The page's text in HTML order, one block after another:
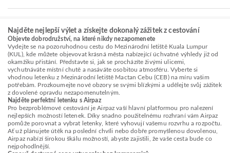
Najděte nejlepší výlet a získejte dokonalý zážitek z cestování
Objevte dobrodružství, na které nikdy nezapomenete
Vydejte se na pozoruhodnou cestu do Mezinárodní letiště Kuala Lumpur
(KUL), kde můžete objevovat krásná města nabízející úchvatné výhledy již od
okamžiku přistání. Představte si, jak se procházíte živými ulicemi,
vychutnáváte místní chutě a nasáváte osobitou atmosféru. Vyberte si
vhodnou letenku z Mezinárodní letiště Mactan Cebu (CEB) na míru vašim
potřebám. Prozkoumejte nové obzory se svými blízkými a udělejte svůj zážitek
z dovolené opravdu nezapomenutelným.
Najděte perfektní letenku s Airpaz
Pro bezproblémové cestování je Airpaz vaší hlavní platformou pro nalezení
nejlepších možností letenek. Díky snadno použitelnému rozhraní vám Airpaz
pomůže porovnat a vybrat letenky, které vyhovují vašemu rozvrhu a rozpočtu.
Ať už plánujete útěk na poslední chvíli nebo dobře promyšlenou dovolenou,
Airpaz nabízí širokou škálu možností, abyste zajistili, že vaše cesta bude co
nejpohodlnější.